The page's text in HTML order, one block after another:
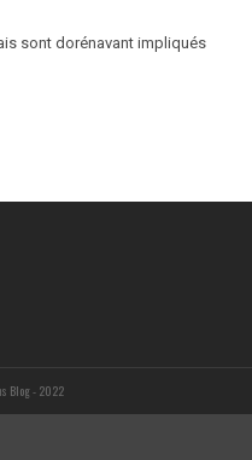
sont dorénavant impliqués
Blog - 2022